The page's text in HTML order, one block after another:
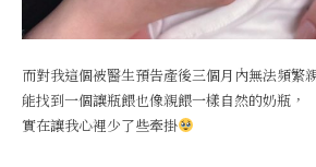
而對我這個被醫生預告產後三個月內無法頻繁
能找到一個讓瓶餵也像親餵一樣自然的奶瓶，
實在讓我心裡少了些牽掛